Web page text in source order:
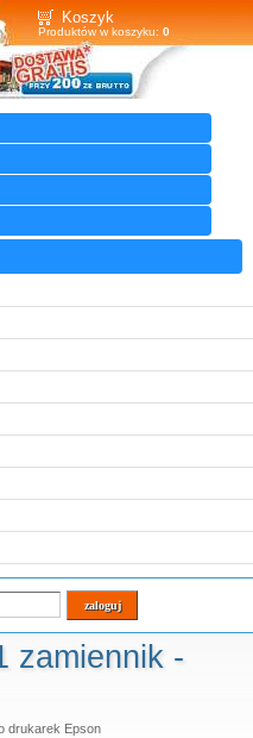
Koszyk
Produktów w koszyku: 0
zamiennik -
drukarek Epson